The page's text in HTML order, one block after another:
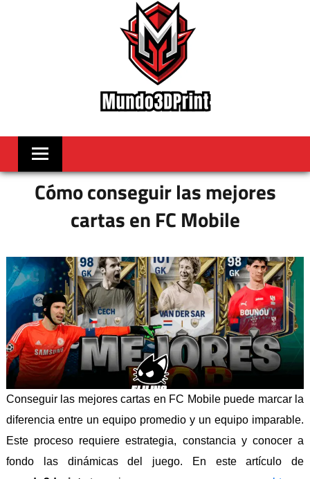
mas
Cómo conseguir las mejores
cartas en FC Mobile
Conseguir las mejores cartas en FC Mobile puede marcar la
diferencia entre un equipo promedio y un equipo imparable.
Este proceso requiere estrategia, constancia y conocer a
fondo las dinámicas del juego. En este artículo de